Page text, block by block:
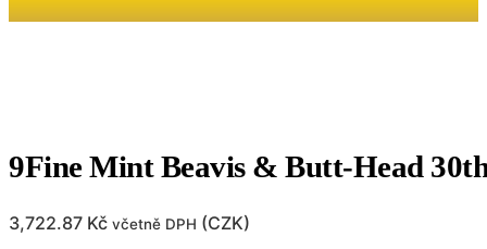
9Fine Mint Beavis & Butt-Head
3,722.87 Kč včetně DPH (CZK)